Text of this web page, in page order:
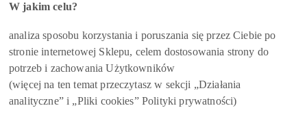
W jakim celu?
analiza sposobu korzystania i poruszania się przez Ciebie po
stronie internetowej Sklepu, celem dostosowania strony do
potrzeb i zachowania Użytkowników
(więcej na ten temat przeczytasz w sekcji „Działania
analityczne” i „Pliki cookies” Polityki prywatności)